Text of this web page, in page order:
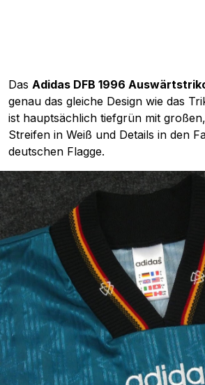
Das Adidas DFB 1996
genau das gleiche Design wie das
ist hauptsächlich tiefgrün mit
Streifen in Weiß und Details in den
deutschen Flagge.